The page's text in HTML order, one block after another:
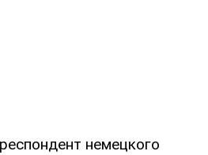
немецкого